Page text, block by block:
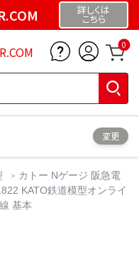
詳しくは
こちら
0
変更
カトー Nゲージ 阪急電
KATO鉄道模型オンライ
基本